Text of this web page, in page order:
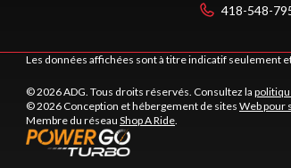
418-548-
Les données affichées sont à titre indicatif seulement
© 2026 ADG. Tous droits réservés. Consultez la
© 2026 Conception et hébergement de sites Web pour
Membre du réseau Shop A Ride.